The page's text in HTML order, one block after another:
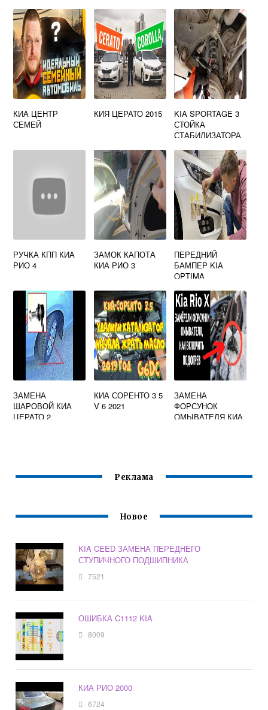
КИА ЦЕНТР
СЕМЕЙ
КИЯ ЦЕРАТО 2015
KIA SPORTAGE 3
СТОЙКА
СТАБИЛИЗАТОРА
РУЧКА КПП КИА
РИО 4
ЗАМОК КАПОТА
КИА РИО 3
ПЕРЕДНИЙ
БАМПЕР KIA
OPTIMA
ЗАМЕНА
ШАРОВОЙ КИА
ЦЕРАТО 2
КИА СОРЕНТО 3 5
V 6 2021
ЗАМЕНА
ФОРСУНОК
ОМЫВАТЕЛЯ КИА
Реклама
Новое
KIA CEED ЗАМЕНА ПЕРЕДНЕГО
СТУПИЧНОГО ПОДШИПНИКА
7521
ОШИБКА C1112 KIA
8009
КИА РИО 2000
6724